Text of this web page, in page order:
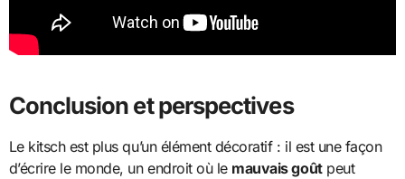
Conclusion et perspectives
Le kitsch est plus qu’un élément décoratif : il est une façon
d’écrire le monde, un endroit où le mauvais goûtpeut